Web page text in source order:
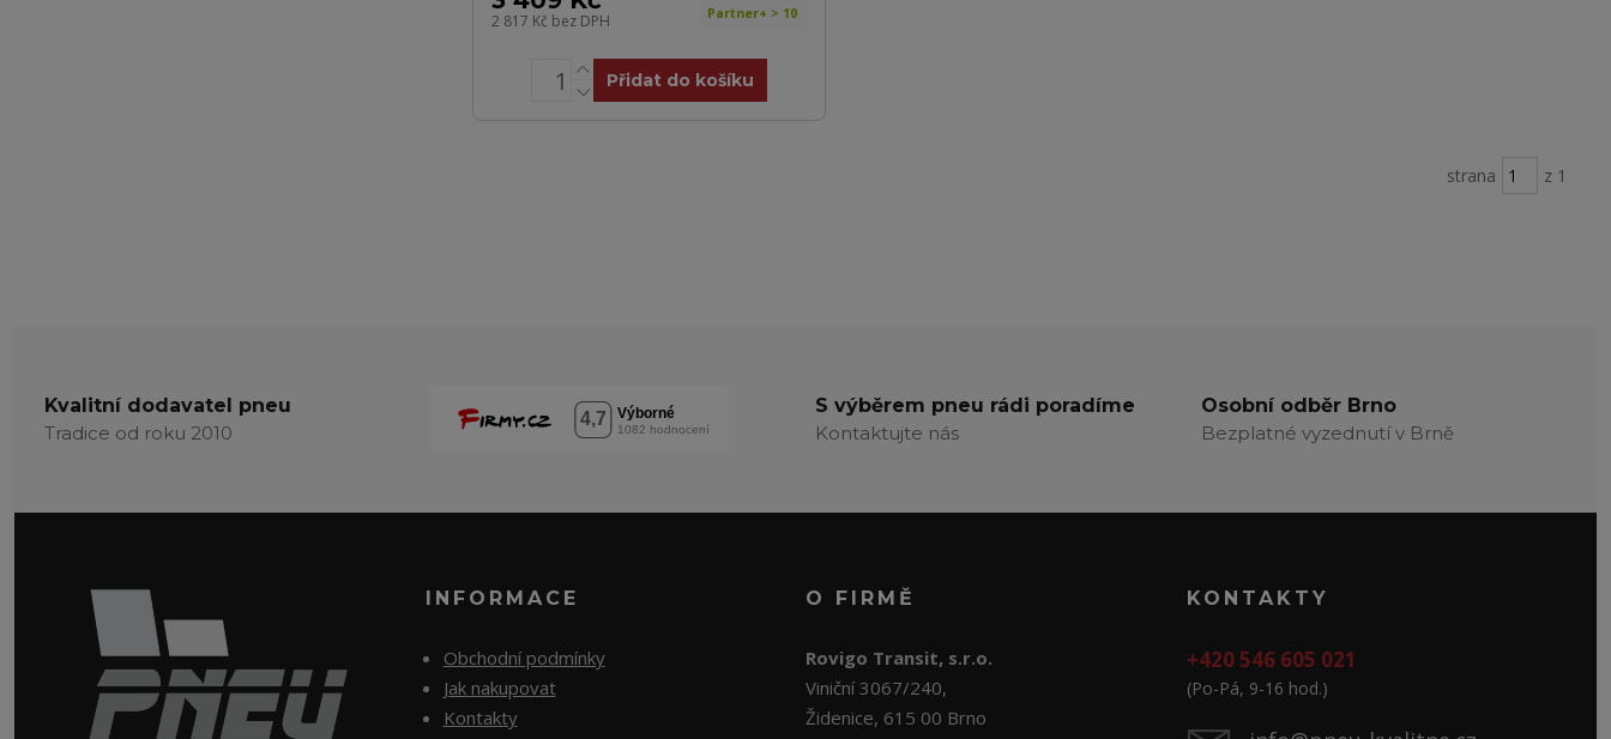
2 817 Kč bez DPH Partner+ > 10
Přidat do košíku
strana z 1
Kvalitní dodavatel pneu
Tradice od roku 2010
S výběrem pneu rádi poradíme
Kontaktujte nás
Osobní odběr Brno
Bezplatné vyzednutí v Brně
INFORMACE
Obchodní podmínky
Jak nakupovat
Kontakty
O FIRMĚ
Rovigo Transit, s.r.o.
Viniční 3067/240,
Židenice, 615 00 Brno
KONTAKTY
+420 546 605 021
(Po-Pá, 9-16 hod.)